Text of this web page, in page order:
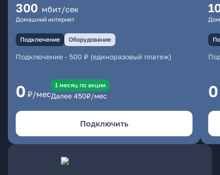
300 мбит/сек
Домашний интернет
Подключение Оборудование
Подключение - 500 ₽ (единоразовый платеж)
0 ₽/мес
1 месяц по акции
Далее 450₽/мес
Подключить
0